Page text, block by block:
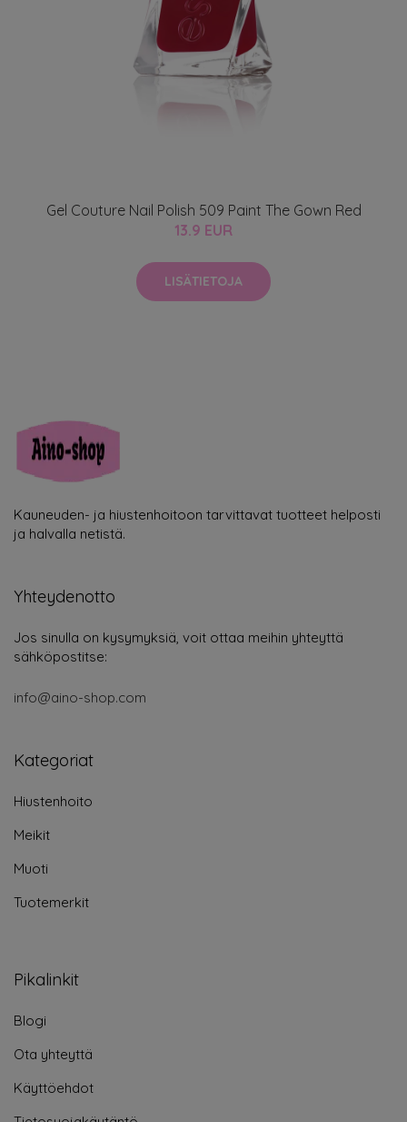
Gel Couture Nail Polish 509 Paint The Gown Red
13.9 EUR
LISÄTIETOJA
Kauneuden- ja hiustenhoitoon tarvittavat tuotteet helposti
ja halvalla netistä.
Yhteydenotto
Jos sinulla on kysymyksiä, voit ottaa meihin yhteyttä
sähköpostitse:
info@aino-shop.com
Kategoriat
Hiustenhoito
Meikit
Muoti
Tuotemerkit
Pikalinkit
Blogi
Ota yhteyttä
Käyttöehdot